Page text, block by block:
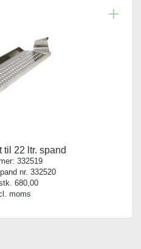
til 22 ltr. spand
332519
nr. 332520
680,00
moms